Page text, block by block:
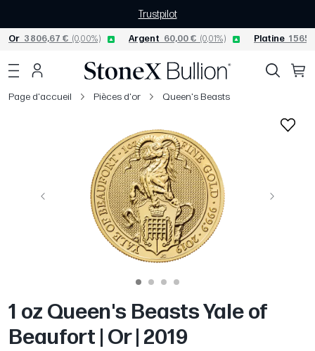
Trustpilot
Or 3 806,67 € (0,00%) Argent 60,00 € (0,01%) Platine 1
Page d'accueil Pièces d'or Queen's Beasts
Précédent Suivant
1 oz Queen's Beasts Yale of
Beaufort | Or | 2019